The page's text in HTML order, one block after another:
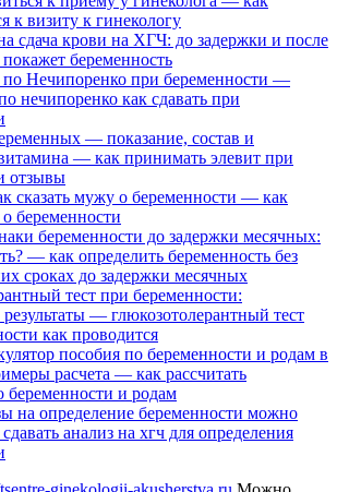
к визиту к гинекологу
сдача крови на ХГЧ: до задержки и после
беременность
Нечипоренко при беременности —
нечипоренко как сдавать при
— показание, состав и
— как принимать элевит при
отзывы
сказать мужу о беременности — как
беременности
беременности до задержки месячных:
— как определить беременность без
сроках до задержки месячных
тест при беременности:
— глюкозотолерантный тест
как проводится
пособия по беременности и родам в
расчета — как рассчитать
беременности и родам
на определение беременности можно
анализ на хгч для определения